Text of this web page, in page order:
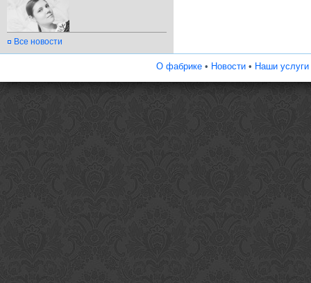
Все новости
О фабрике• Новости• Наши услуги